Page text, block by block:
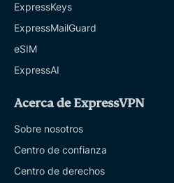
ExpressKeys
ExpressMailGuard
eSIM
ExpressAI
Acerca de ExpressVPN
Sobre nosotros
Centro de confianza
Centro de derechos